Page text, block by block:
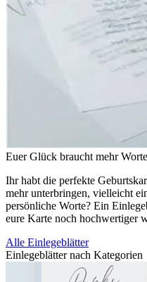
Euer Glück braucht mehr
Ihr habt die perfekte
mehr unterbringen, vielleicht
persönliche Worte? Ein
eure Karte noch hochwertiger
Alle Einlegeblätter
Einlegeblätter nach Kategorien